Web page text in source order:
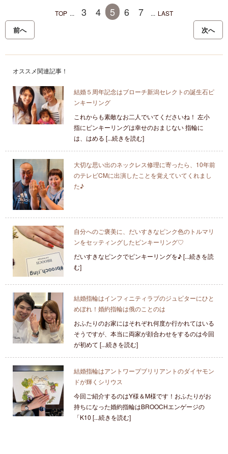
TOP
前へ
... 3 4 5 6 7 ...
次へ
LAST
オススメ関連記事！
結婚５周年記念はブローチ新潟セレクトの誕生石ピ
ンキーリング
これからも素敵なお二人でいてくださいね！ 左小
指にピンキーリングは幸せのおまじない 指輪に
は、はめる [...続きを読む]
大切な思い出のネックレス修理に寄ったら、10年前
のテレビCMに出演したことを覚えていてくれまし
た♪
自分へのご褒美に、だいすきなピンク色のトルマリ
ンをセッティングしたピンキーリング♡
だいすきなピンクでピンキーリングを♪ [...続きを読
む]
結婚指輪はインフィニティラブのジュピターにひと
めぼれ！婚約指輪は俄のことのは
おふたりのお家にはそれぞれ何度か行かれてはいる
そうですが、本当に両家が顔合わせをするのは今回
が初めて [...続きを読む]
結婚指輪はアントワープブリリアントのダイヤモン
ドが輝くシリウス
今回ご紹介するのはY様＆M様です！おふたりがお
持ちになった婚約指輪はBROOCHエンゲージの
「K10 [...続きを読む]